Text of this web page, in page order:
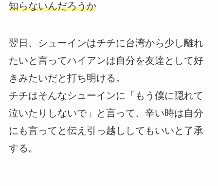
知らないんだろうか
翌日、シューインはチチに台湾から少し離れ
たいと言ってハイアンは自分を友達として好
きみたいだと打ち明ける。
チチはそんなシューインに「もう僕に隠れて
泣いたりしないで」と言って、辛い時は自分
にも言ってと伝え引っ越ししてもいいと了承
する。